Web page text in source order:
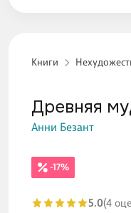
Книги
-17%
Древняя
Анни Безант
5.0(4